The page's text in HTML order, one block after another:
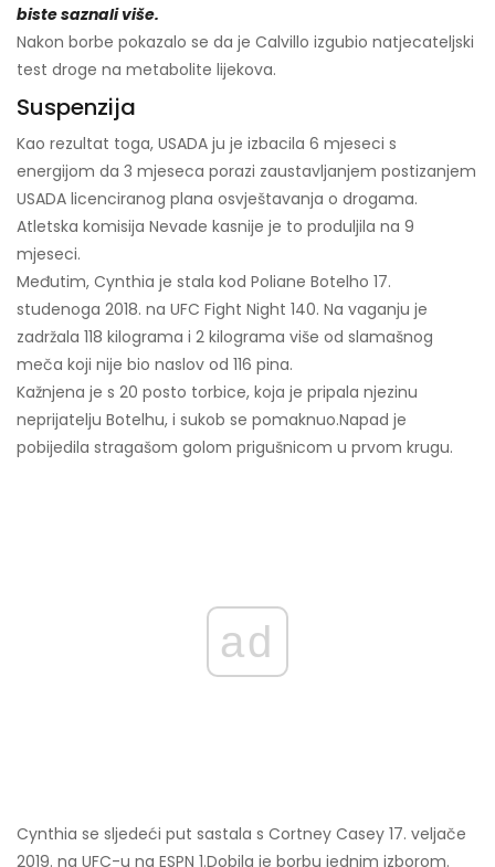
biste saznali više.
Nakon borbe pokazalo se da je Calvillo izgubio natjecateljski
test droge na metabolite lijekova.
Suspenzija
Kao rezultat toga, USADA ju je izbacila 6 mjeseci s
energijom da 3 mjeseca porazi zaustavljanjem postizanjem
USADA licenciranog plana osvještavanja o drogama.
Atletska komisija Nevade kasnije je to produljila na 9
mjeseci.
Međutim, Cynthia je stala kod Poliane Botelho 17.
studenoga 2018. na UFC Fight Night 140. Na vaganju je
zadržala 118 kilograma i 2 kilograma više od slamašnog
meča koji nije bio naslov od 116 pina.
Kažnjena je s 20 posto torbice, koja je pripala njezinu
neprijatelju Botelhu, i sukob se pomaknuo.Napad je
pobijedila stragašom golom prigušnicom u prvom krugu.
ad
Cynthia se sljedeći put sastala s Cortney Casey 17. veljače
2019. na UFC-u na ESPN 1.Dobila je borbu jednim izborom.